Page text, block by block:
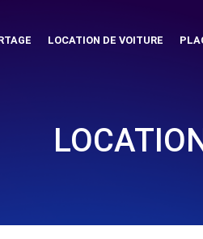
LOCATION DE VOITURE